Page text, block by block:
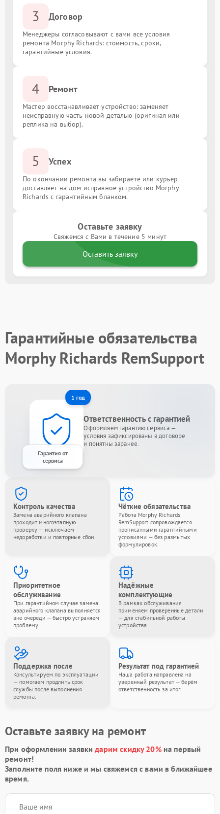
3 Договор
Менеджеры согласовывают с вами все условия
ремонта Morphy Richards: стоимость, сроки,
гарантийные условия.
4 Ремонт
Мастер восстанавливает устройство: заменяет
неисправную часть новой деталью (оригинал или
реплика на выбор).
5 Успех
По окончании ремонта вы забираете или курьер
доставляет на дом исправное устройство Morphy
Richards с гарантийным бланком.
Оставьте заявку
Свяжемся с Вами в течение 5 минут
Оставить заявку
Гарантийные обязательства
Morphy Richards RemSupport
1 год
Гарантия от
сервиса
Ответственность с гарантией
Оформляем гарантию сервиса —
условия зафиксированы в договоре
и понятны заранее.
Контроль качества
Замена аварийного клапана
проходит многоэтапную
проверку — исключаем
недоработки и повторные сбои.
Чёткие обязательства
Работа Morphy Richards
RemSupport сопровождается
прописанными гарантийными
условиями — без размытых
формулировок.
Приоритетное
обслуживание
При гарантийном случае замена
аварийного клапана выполняется
вне очереди — быстро устраняем
проблему.
Надёжные
комплектующие
В рамках обслуживания
применяем проверенные детали
— для стабильной работы
устройства.
Поддержка после
Консультируем по эксплуатации
— помогаем продлить срок
службы после выполнения
ремонта.
Результат под гарантией
Наша работа направлена на
уверенный результат — берём
ответственность за итог.
Оставьте заявку на ремонт
При оформлении заявкидарим скидку 20%на первый
ремонт!
Заполните поля ниже и мы свяжемся с вами в ближайшее
время.